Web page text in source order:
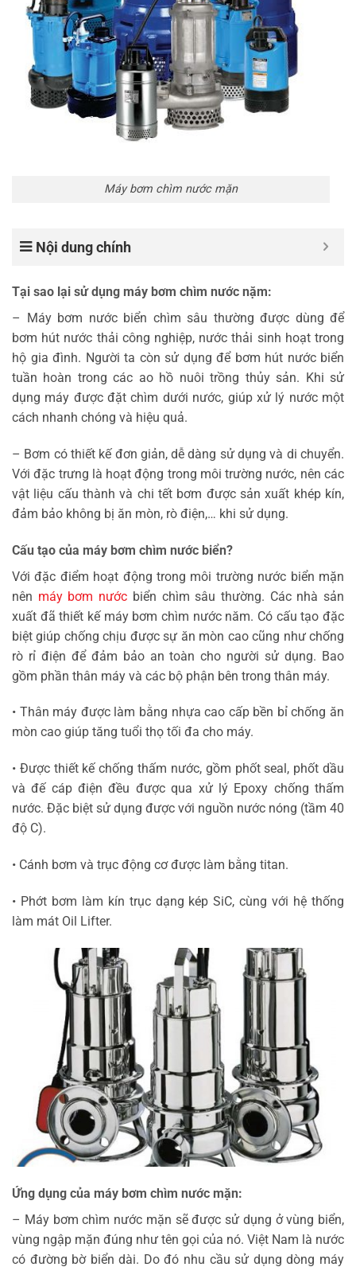
Máy bơm chìm nước mặn
Nội dung chính
Tại sao lại sử dụng máy bơm chìm nước nặm:
– Máy bơm nước biển chìm sâu thường được dùng để
bơm hút nước thải công nghiệp, nước thải sinh hoạt trong
hộ gia đình. Người ta còn sử dụng để bơm hút nước biển
tuần hoàn trong các ao hồ nuôi trồng thủy sản. Khi sử
dụng máy được đặt chìm dưới nước, giúp xử lý nước một
cách nhanh chóng và hiệu quả.
– Bơm có thiết kế đơn giản, dễ dàng sử dụng và di chuyển.
Với đặc trưng là hoạt động trong môi trường nước, nên các
vật liệu cấu thành và chi tết bơm được sản xuất khép kín,
đảm bảo không bị ăn mòn, rò điện,… khi sử dụng.
Cấu tạo của máy bơm chìm nước biển?
Với đặc điểm hoạt động trong môi trường nước biển mặn
nên máy bơm nước biển chìm sâu thường. Các nhà sản
xuất đã thiết kế máy bơm chìm nước năm. Có cấu tạo đặc
biệt giúp chống chịu được sự ăn mòn cao cũng như chống
rò rỉ điện để đảm bảo an toàn cho người sử dụng. Bao
gồm phần thân máy và các bộ phận bên trong thân máy.
• Thân máy được làm bằng nhựa cao cấp bền bỉ chống ăn
mòn cao giúp tăng tuổi thọ tối đa cho máy.
• Được thiết kế chống thấm nước, gồm phốt seal, phốt dầu
và đế cáp điện đều được qua xử lý Epoxy chống thấm
nước. Đặc biệt sử dụng được với nguồn nước nóng (tầm 40
độ C).
• Cánh bơm và trục động cơ được làm bằng titan.
• Phớt bơm làm kín trục dạng kép SiC, cùng với hệ thống
làm mát Oil Lifter.
Ứng dụng của máy bơm chìm nước mặn:
– Máy bơm chìm nước mặn sẽ được sử dụng ở vùng biển,
vùng ngập mặn đúng như tên gọi của nó. Việt Nam là nước
có đường bờ biển dài. Do đó nhu cầu sử dụng dòng máy